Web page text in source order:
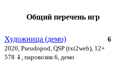
Общий перечень игр
6
Художница (демо)
2020, Pseudopod, QSP (txt2web), 12+
578 ⇓ , паровозик 6, демо